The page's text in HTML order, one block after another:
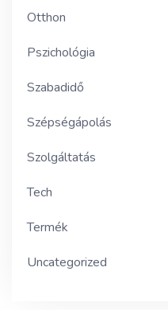
Otthon
Pszichológia
Szabadidő
Szépségápolás
Szolgáltatás
Tech
Termék
Uncategorized